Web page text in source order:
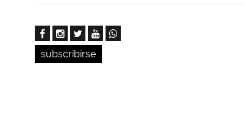
subscribirse